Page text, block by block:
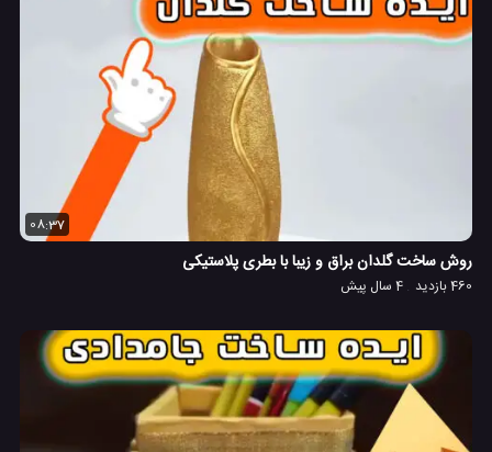
08:37
روش ساخت گلدان براق و زیبا با بطری پلاستیکی
460 بازدید 4 سال پیش